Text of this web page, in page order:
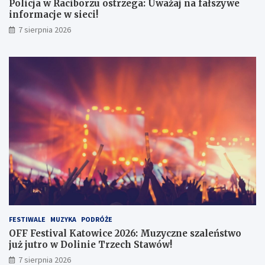
e
g
a
:
w
f
a
ł
s
z
y
w
e
i
n
f
o
6
:
M
u
y
a
l
e
ń
s
w
o
j
u
ż
j
Policja w Raciborzu ostrzega: Uważaj na fałszywe
informacje w sieci!
7 sierpnia 2026
FESTIWALE MUZYKA PODRÓŻE
OFF Festival Katowice 2026: Muzyczne szaleństwo
już jutro w Dolinie Trzech Stawów!
7 sierpnia 2026